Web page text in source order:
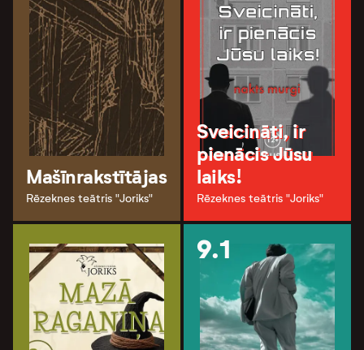
Mašīnrakstītājas
Rēzeknes teātris "Joriks"
Sveicināti, ir
pienācis Jūsu
laiks!
Rēzeknes teātris "Joriks"
9.1